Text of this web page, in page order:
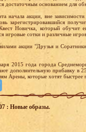
достаточным основанием для
начала акции, вне
зарегистрировавшийся
Новичка, который обучит
игровые сотки и различные
акции "Друзья и
2015 года города
дополнительную прибавку в
Арены, которые хотят быстрее
: Новые образы.